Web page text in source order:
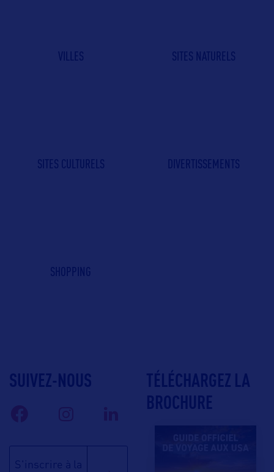
VILLES SITES NATURELS
SITES CULTURELS DIVERTISSEMENTS
SHOPPING
SUIVEZ-NOUS
S'inscrire à la
TÉLÉCHARGEZ LA
BROCHURE